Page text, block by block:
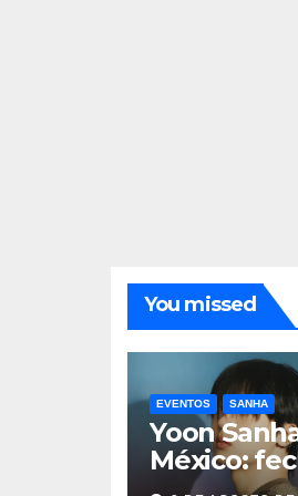
You missed
EVENTOS SANHA
Yoon
México:
precios y